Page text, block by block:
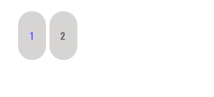
1 2